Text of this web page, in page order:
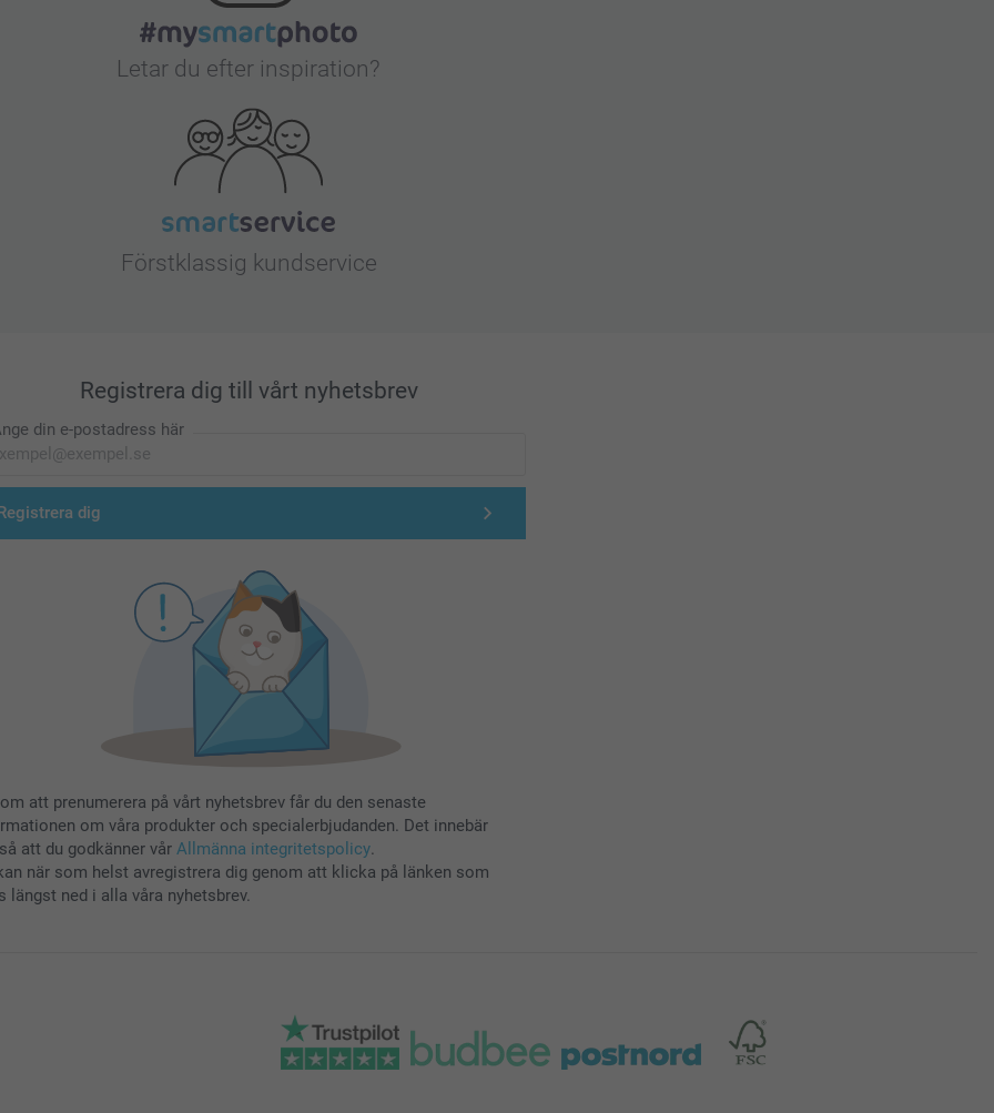
Letar du efter inspiration?
Förstklassig kundservice
Registrera dig till vårt nyhetsbrev
din e-postadress här
dig
att prenumerera på vårt nyhetsbrev får du den senaste
om våra produkter och specialerbjudanden. Det innebär
att du godkänner vår Allmänna integritetspolicy.
när som helst avregistrera dig genom att klicka på länken som
längst ned i alla våra nyhetsbrev.